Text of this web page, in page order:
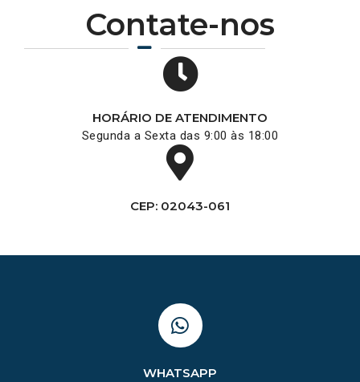
Contate-nos
HORÁRIO DE ATENDIMENTO
Segunda a Sexta das 9:00 às 18:00
CEP: 02043-061
WHATSAPP